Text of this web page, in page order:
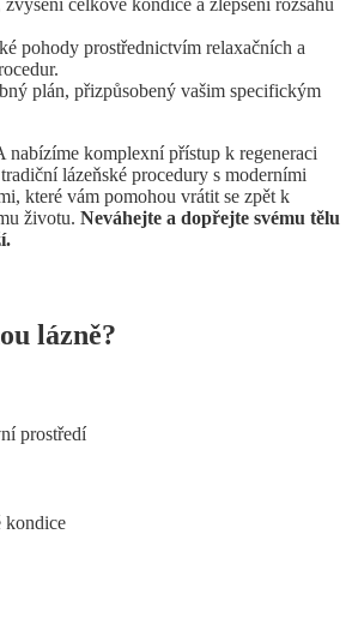
pohody prostřednictvím relaxačních a
plán, přizpůsobený vašim specifickým
komplexní přístup k regeneraci
lázeňské procedury s moderními
které vám pomohou vrátit se zpět k
životu. Neváhejte a dopřejte svému tělu
lázně?
prostředí
kondice